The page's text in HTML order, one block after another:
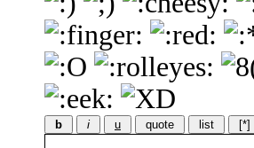
b i u quote list [*]